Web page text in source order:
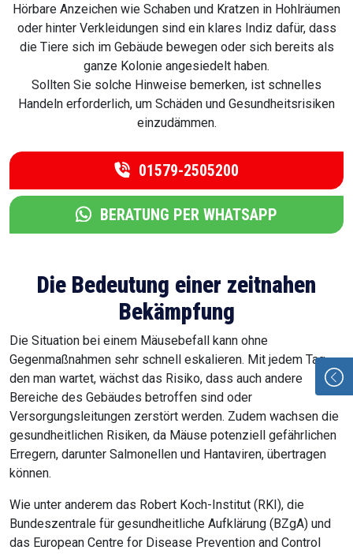
Hörbare Anzeichen wie Schaben und Kratzen in Hohlräumen
oder hinter Verkleidungen sind ein klares Indiz dafür, dass
die Tiere sich im Gebäude bewegen oder sich bereits als
ganze Kolonie angesiedelt haben.
Sollten Sie solche Hinweise bemerken, ist schnelles
Handeln erforderlich, um Schäden und Gesundheitsrisiken
einzudämmen.
01579-2505200
BERATUNG PER WHATSAPP
Die Bedeutung einer zeitnahen
Bekämpfung
Die Situation bei einem Mäusebefall kann ohne
Gegenmaßnahmen sehr schnell eskalieren. Mit jedem Tag,
den man wartet, wächst das Risiko, dass auch andere
Bereiche des Gebäudes betroffen sind oder
Versorgungsleitungen zerstört werden. Zudem wachsen die
gesundheitlichen Risiken, da Mäuse potenziell gefährlichen
Erregern, darunter Salmonellen und Hantaviren, übertragen
können.
Wie unter anderem das Robert Koch-Institut (RKI), die
Bundeszentrale für gesundheitliche Aufklärung (BZgA) und
das European Centre for Disease Prevention and Control